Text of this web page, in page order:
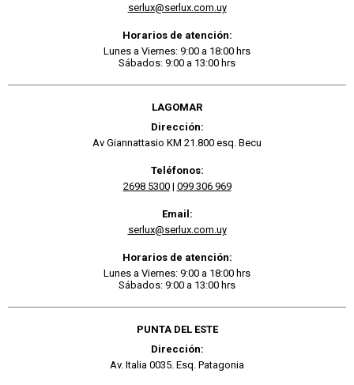
serlux@serlux.com.uy
Horarios de atención:
Lunes a Viernes: 9:00 a 18:00 hrs
Sábados: 9:00 a 13:00 hrs
LAGOMAR
Dirección:
Av Giannattasio KM 21.800 esq. Becu
Teléfonos:
2698 5300| 099 306 969
Email:
serlux@serlux.com.uy
Horarios de atención:
Lunes a Viernes: 9:00 a 18:00 hrs
Sábados: 9:00 a 13:00 hrs
PUNTA DEL ESTE
Dirección:
Av. Italia 0035. Esq. Patagonia